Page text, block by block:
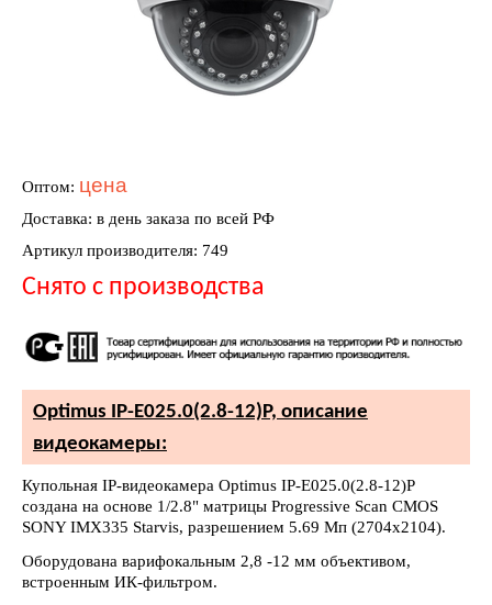
Оптом: цена
Доставка: в день заказа по всей РФ
Артикул производителя: 749
Снято с производства
Optimus IP-E025.0(2.8-12)P, описание
видеокамеры:
Купольная IP-видеокамера Optimus IP-E025.0(2.8-12)P
создана на основе 1/2.8" матрицы Progressive Scan CMOS
SONY IMX335 Starvis, разрешением 5.69 Мп (2704x2104).
Оборудована варифокальным 2,8 -12 мм объективом,
встроенным ИК-фильтром.